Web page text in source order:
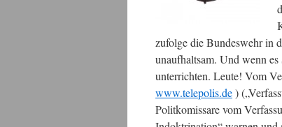
zufolge die Bundeswehr in
unaufhaltsam. Und wenn
unterrichten. Leute! Vom
www.telepolis.de)
Politkomissare vom